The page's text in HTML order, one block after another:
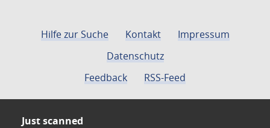
Hilfe zur Suche Kontakt
Impressum
Datenschutz
Feedback
RSS-Feed
Just scanned